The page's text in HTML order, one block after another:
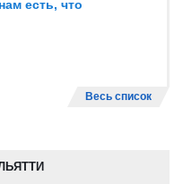
есть, что
Весь список